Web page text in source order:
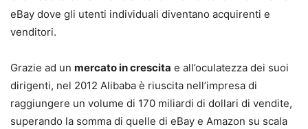
eBay dove gli utenti individuali diventano acquirenti e
venditori.
Grazie ad un mercato in crescita e all’oculatezza dei suoi
dirigenti, nel 2012 Alibaba è riuscita nell’impresa di
raggiungere un volume di 170 miliardi di dollari di vendite,
superando la somma di quelle di eBay e Amazon su scala